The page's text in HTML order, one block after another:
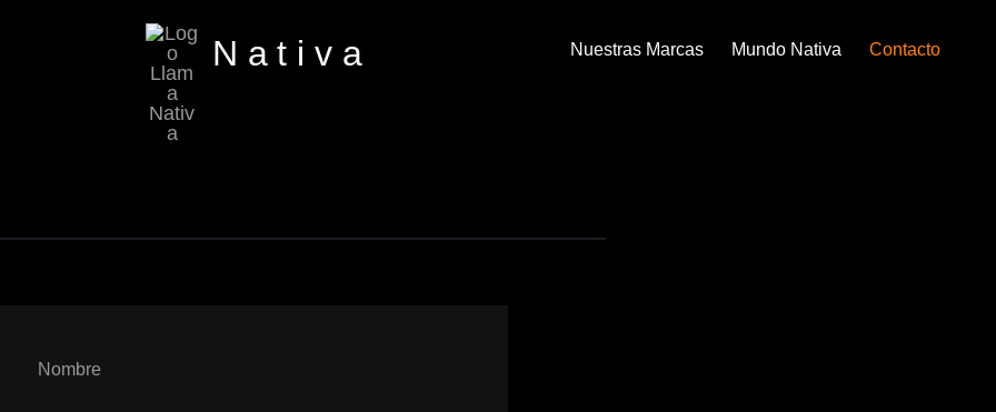
Nativa Nuestras Marcas Mundo Nativa Contacto
Nombre